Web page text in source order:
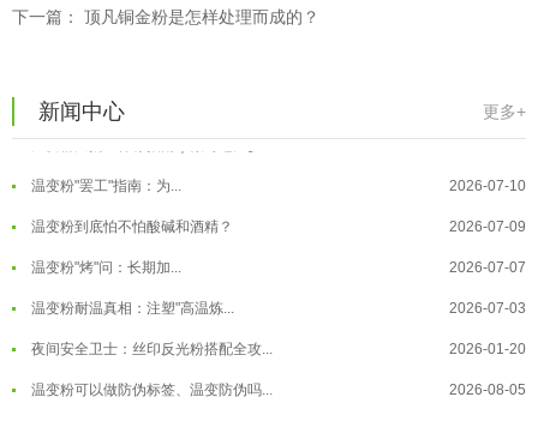
下一篇： 顶凡铜金粉是怎样处理而成的？
新闻中心 更多+
温变粉适合做热变还是冷变？
温变粉大批量保存指南｜做对这几步... 2026-07-17
温变粉"罢工"指南：为...
温变粉到底怕不怕酸碱和酒精？
温变粉"烤"问：长期加...
温变粉耐温真相：注塑"高温炼...
夜间安全卫士：丝印反光粉搭配全攻...
温变粉可以做防伪标签、温变防伪吗...